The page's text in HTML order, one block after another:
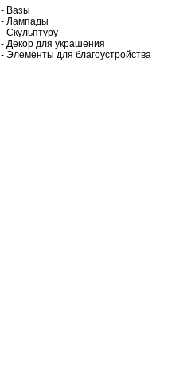
- Вазы
- Лампады
- Скульптуру
- Декор для украшения
- Элементы для благоустройства